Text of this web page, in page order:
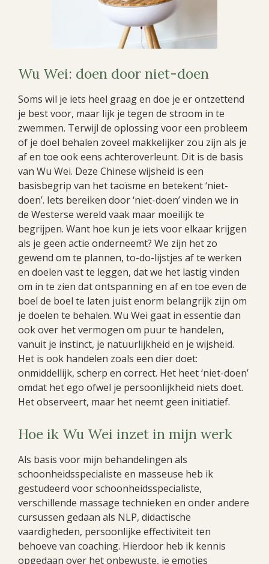
Wu Wei: doen door niet-doen
Soms wil je iets heel graag en doe je er ontzettend
je best voor, maar lijk je tegen de stroom in te
zwemmen. Terwijl de oplossing voor een probleem
of je doel behalen zoveel makkelijker zou zijn als je
af en toe ook eens achteroverleunt. Dit is de basis
van Wu Wei. Deze Chinese wijsheid is een
basisbegrip van het taoïsme en betekent ‘niet-
doen’. Iets bereiken door ‘niet-doen’ vinden we in
de Westerse wereld vaak maar moeilijk te
begrijpen. Want hoe kun je iets voor elkaar krijgen
als je geen actie onderneemt? We zijn het zo
gewend om te plannen, to-do-lijstjes af te werken
en doelen vast te leggen, dat we het lastig vinden
om in te zien dat ontspanning en af en toe even de
boel de boel te laten juist enorm belangrijk zijn om
je doelen te behalen. Wu Wei gaat in essentie dan
ook over het vermogen om puur te handelen,
vanuit je instinct, je natuurlijkheid en je wijsheid.
Het is ook handelen zoals een dier doet:
onmiddellijk, scherp en correct. Het heet ‘niet-doen’
omdat het ego ofwel je persoonlijkheid niets doet.
Het observeert, maar het neemt geen initiatief.
Hoe ik Wu Wei inzet in mijn werk
Als basis voor mijn behandelingen als
schoonheidsspecialiste en masseuse heb ik
gestudeerd voor schoonheidsspecialiste,
verschillende massage technieken en onder andere
cursussen gedaan als NLP, didactische
vaardigheden, persoonlijke effectiviteit ten
behoeve van coaching. Hierdoor heb ik kennis
opgedaan over het onbewuste, je emoties